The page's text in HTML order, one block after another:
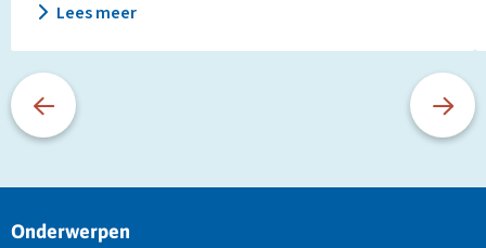
Lees meer
Site
Onderwerpen